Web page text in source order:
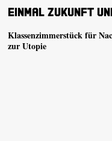
Einmal Zukunft
Klassenzimmerstück für
zur Utopie